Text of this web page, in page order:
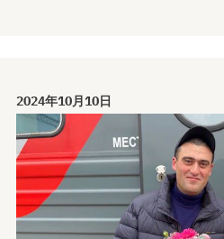
2024年10月10日